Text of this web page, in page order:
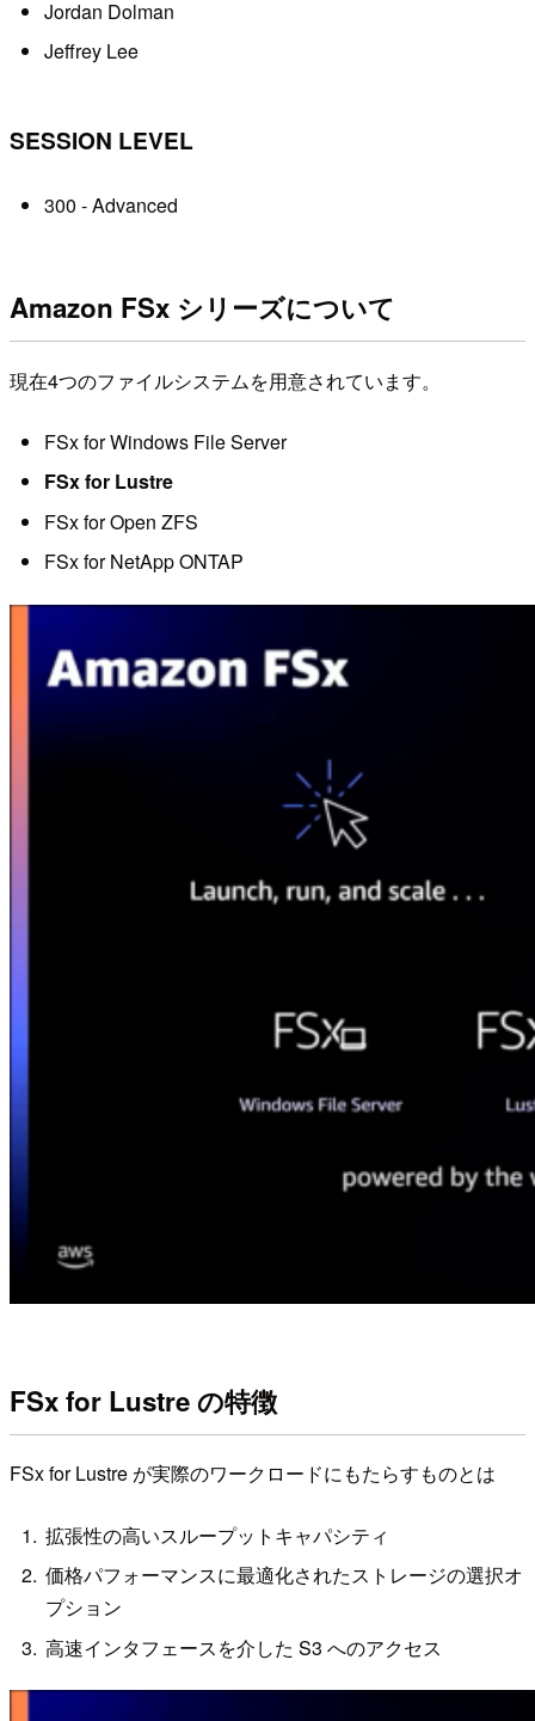
Jordan Dolman
Jeffrey Lee
SESSION LEVEL
300 - Advanced
Amazon FSx シリーズについて
現在4つのファイルシステムを用意されています。
FSx for Windows File Server
FSx for Lustre
FSx for Open ZFS
FSx for NetApp ONTAP
FSx for Lustre の特徴
FSx for Lustre が実際のワークロードにもたらすものとは
拡張性の高いスループットキャパシティ
価格パフォーマンスに最適化されたストレージの選択オ
プション
高速インタフェースを介した S3 へのアクセス